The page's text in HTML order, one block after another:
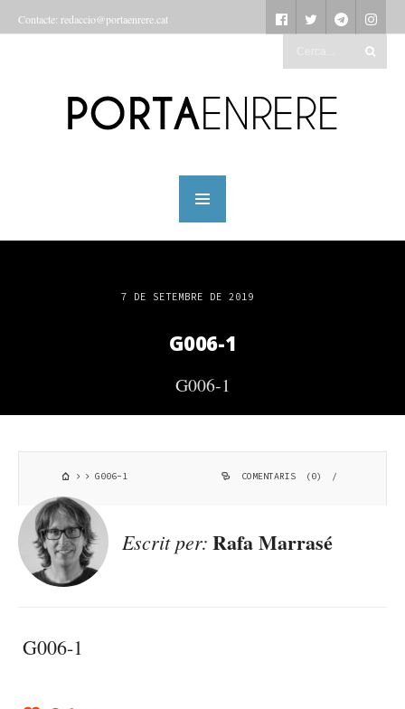
Contacte: redaccio@portaenrere.cat
7 DE SETEMBRE DE 2019
G006-1
G006-1
G006-1 COMENTARIS (0) /
Escrit per: Rafa Marrasé
G006-1